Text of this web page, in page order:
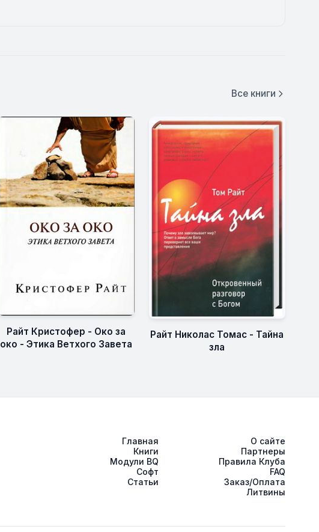
Все книги
Райт Кристофер - Око за
око - Этика Ветхого Завета
Райт Николас Томас - Тайна
зла
Главная
Книги
Модули BQ
Софт
Статьи
О сайте
Партнеры
Правила Клуба
FAQ
Заказ/Оплата
Литвины